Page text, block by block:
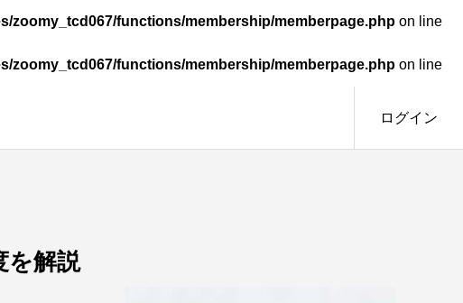
zoomy_tcd067/functions/membership/memberpage.php on line
zoomy_tcd067/functions/membership/memberpage.php on line
ログイン
を解説